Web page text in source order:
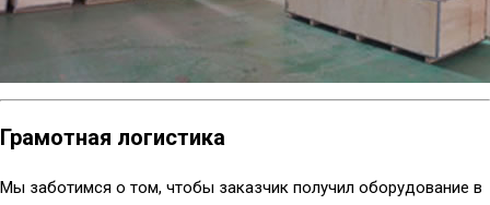
Грамотная логистика
Мы заботимся о том, чтобы заказчик получил оборудование в